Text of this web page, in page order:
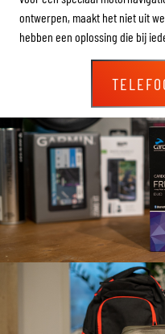
ontwerpen, maakt het niet uit
hebben een oplossing die bij